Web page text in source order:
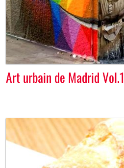
Art urbain de Madrid Vol.1